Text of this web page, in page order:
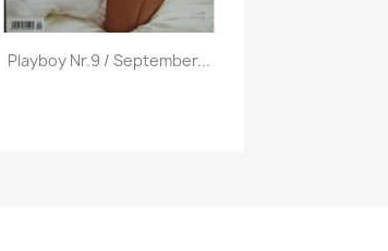
Vorschau
Playboy Nr.9 / September...